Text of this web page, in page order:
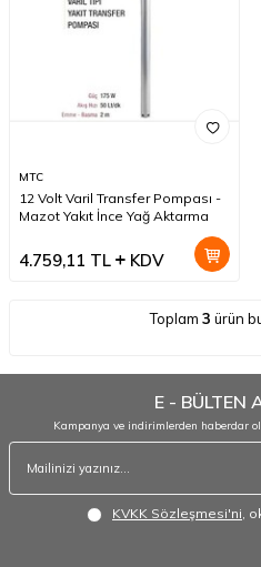
MTC
12 Volt Varil Transfer Pompası -
Mazot Yakıt İnce Yağ Aktarma
4.759,11 TL KDV
Toplam 3 ürün
E - BÜLTEN
Kampanya ve indirimlerden haberdar
KVKK Sözleşmesi'ni,